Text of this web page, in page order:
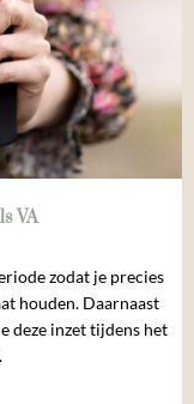
VA
zodat je precies
houden. Daarnaast
deze inzettijdens het